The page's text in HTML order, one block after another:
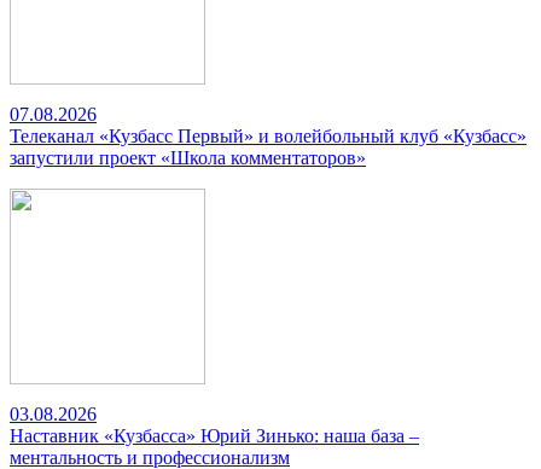
07.08.2026
Телеканал «Кузбасс Первый» и волейбольный клуб «Кузбасс»
запустили проект «Школа комментаторов»
03.08.2026
Наставник «Кузбасса» Юрий Зинько: наша база –
ментальность и профессионализм